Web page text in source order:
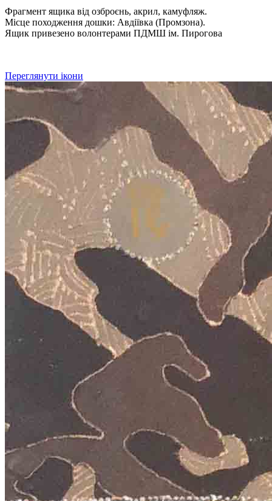
Фрагмент ящика від озброєнь, акрил, камуфляж.
Місце походження дошки: Авдіївка (Промзона).
Ящик привезено волонтерами ПДМШ ім. Пирогова
Переглянути ікони